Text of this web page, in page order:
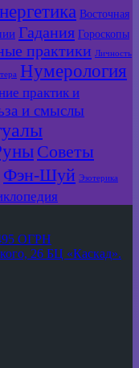
Восточная
Гадания Гороскопы
практики Личность
Нумерология
практик и
и смыслы
Советы
Фэн-Шуй Эзотерика
ОГРН
26 БЦ «Каскад».